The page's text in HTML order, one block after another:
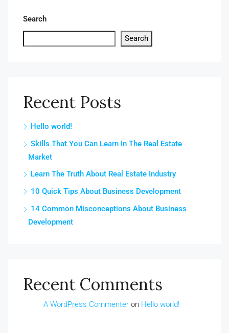
Search
Search
Recent Posts
Hello world!
Skills That You Can Learn In The Real Estate
Market
Learn The Truth About Real Estate Industry
10 Quick Tips About Business Development
14 Common Misconceptions About Business
Development
Recent Comments
A WordPress Commenter on Hello world!